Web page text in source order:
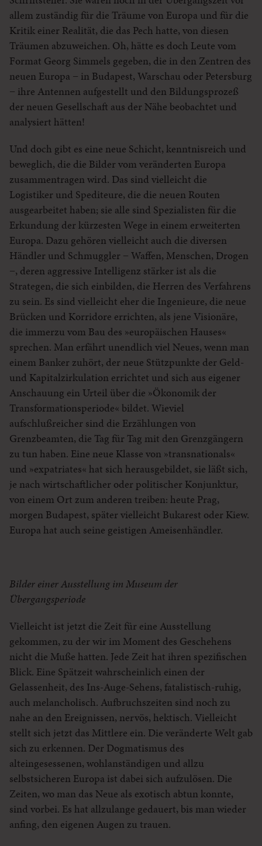
allem zuständig für die Träume von Europa und für die
Kritik einer Realität, die das Pech hatte, von diesen
Träumen abzuweichen. Oh, hätte es doch Leute vom
Format Georg Simmels gegeben, die in den Zentren des
neuen Europa − in Budapest, Warschau oder Petersburg
− ihre Antennen aufgestellt und den Bildungsprozeß
der neuen Gesellschaft aus der Nähe beobachtet und
analysiert hätten!
Und doch gibt es eine neue Schicht, kenntnisreich und
beweglich, die die Bilder vom veränderten Europa
zusammentragen wird. Das sind vielleicht die
Logistiker und Spediteure, die die neuen Routen
ausgearbeitet haben; sie alle sind Spezialisten für die
Erkundung der kürzesten Wege in einem erweiterten
Europa. Dazu gehören vielleicht auch die diversen
Händler und Schmuggler − Waffen, Menschen, Drogen
−, deren aggressive Intelligenz stärker ist als die
Strategen, die sich einbilden, die Herren des Verfahrens
zu sein. Es sind vielleicht eher die Ingenieure, die neue
Brücken und Korridore errichten, als jene Visionäre,
die immerzu vom Bau des »europäischen Hauses«
sprechen. Man erfährt unendlich viel Neues, wenn man
einem Banker zuhört, der neue Stützpunkte der Geld-
und Kapitalzirkulation errichtet und sich aus eigener
Anschauung ein Urteil über die »Ökonomik der
Transformationsperiode« bildet. Wieviel
aufschlußreicher sind die Erzählungen von
Grenzbeamten, die Tag für Tag mit den Grenzgängern
zu tun haben. Eine neue Klasse von »transnationals«
und »expatriates« hat sich herausgebildet, sie läßt sich,
je nach wirtschaftlicher oder politischer Konjunktur,
von einem Ort zum anderen treiben: heute Prag,
morgen Budapest, später vielleicht Bukarest oder Kiew.
Europa hat auch seine geistigen Ameisenhändler.
Bilder einer Ausstellung im Museum der
Übergangsperiode
Vielleicht ist jetzt die Zeit für eine Ausstellung
gekommen, zu der wir im Moment des Geschehens
nicht die Muße hatten. Jede Zeit hat ihren spezifischen
Blick. Eine Spätzeit wahrscheinlich einen der
Gelassenheit, des Ins-Auge-Sehens, fatalistisch-ruhig,
auch melancholisch. Aufbruchszeiten sind noch zu
nahe an den Ereignissen, nervös, hektisch. Vielleicht
stellt sich jetzt das Mittlere ein. Die veränderte Welt gab
sich zu erkennen. Der Dogmatismus des
alteingesessenen, wohlanständigen und allzu
selbstsicheren Europa ist dabei sich aufzulösen. Die
Zeiten, wo man das Neue als exotisch abtun konnte,
sind vorbei. Es hat allzulange gedauert, bis man wieder
anfing, den eigenen Augen zu trauen.